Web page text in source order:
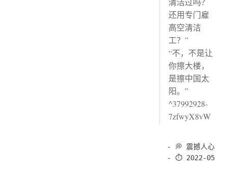
还用专门雇
高空清洁
工？”
“不，不是让
你擦大楼，
是擦中国太
阳。”
^37992928-
7zfwyX8vW
- 💭 震撼人心，